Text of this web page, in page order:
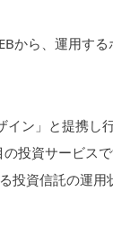
から、運用す
ン」と提携し
投資サービスで
投資信託の運